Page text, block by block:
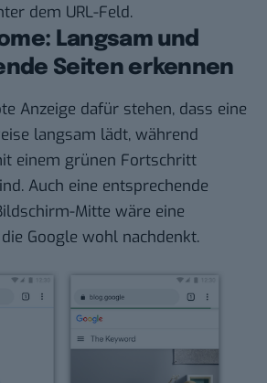
dem URL-Feld.
Langsam und
Seiten erkennen
Anzeige dafür stehen, dass eine
langsam lädt, während
einem grünen Fortschritt
Auch eine entsprechende
Mitte wäre eine
Google wohl nachdenkt.